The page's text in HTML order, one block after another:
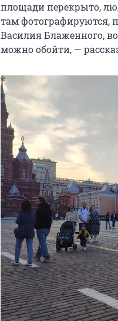
площади перекрыто,
там фотографируются,
Василия Блаженного,
можно обойти, —